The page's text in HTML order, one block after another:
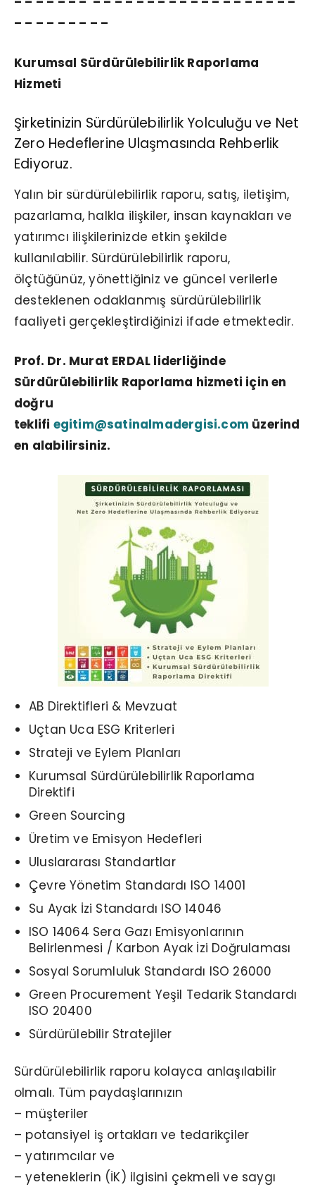
– – – – – – – – –
Kurumsal Sürdürülebilirlik Raporlama
Hizmeti
Şirketinizin Sürdürülebilirlik Yolculuğu ve Net
Zero Hedeflerine Ulaşmasında Rehberlik
Ediyoruz.
Yalın bir sürdürülebilirlik raporu, satış, iletişim,
pazarlama, halkla ilişkiler, insan kaynakları ve
yatırımcı ilişkilerinizde etkin şekilde
kullanılabilir. Sürdürülebilirlik raporu,
ölçtüğünüz, yönettiğiniz ve güncel verilerle
desteklenen odaklanmış sürdürülebilirlik
faaliyeti gerçekleştirdiğinizi ifade etmektedir.
Prof. Dr. Murat ERDAL liderliğinde
Sürdürülebilirlik Raporlama hizmeti için en
doğru
teklifi egitim@satinalmadergisi.com üzerind
en alabilirsiniz.
AB Direktifleri & Mevzuat
Uçtan Uca ESG Kriterleri
Strateji ve Eylem Planları
Kurumsal Sürdürülebilirlik Raporlama
Direktifi
Green Sourcing
Üretim ve Emisyon Hedefleri
Uluslararası Standartlar
Çevre Yönetim Standardı ISO 14001
Su Ayak İzi Standardı ISO 14046
ISO 14064 Sera Gazı Emisyonlarının
Belirlenmesi / Karbon Ayak İzi Doğrulaması
Sosyal Sorumluluk Standardı ISO 26000
Green Procurement Yeşil Tedarik Standardı
ISO 20400
Sürdürülebilir Stratejiler
Sürdürülebilirlik raporu kolayca anlaşılabilir
olmalı. Tüm paydaşlarınızın
– müşteriler
– potansiyel iş ortakları ve tedarikçiler
– yatırımcılar ve
– yeteneklerin (İK) ilgisini çekmeli ve saygı